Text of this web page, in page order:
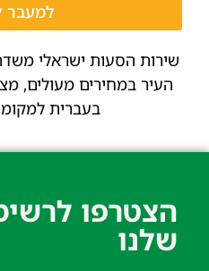
למעבר
שירות הסעות ישראלי
העיר במחירים מעולים,
בעברית
הצטרפו
שלנו​